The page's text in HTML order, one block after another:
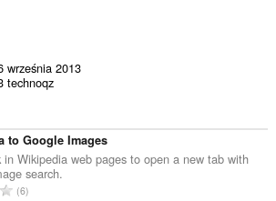
września 2013
technoqz
to Google Images
in Wikipedia web pages to open a new tab with
search.
C6